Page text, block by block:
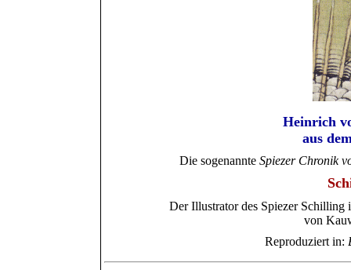
Heinrich
aus
Die sogenannte Spiezer Chronik
Der Illustrator des Spiezer Schilling
von
Reproduziert in: